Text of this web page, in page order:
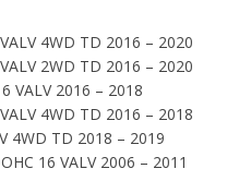
4WD TD 2016 – 2020
2WD TD 2016 – 2020
VALV 2016 – 2018
4WD TD 2016 – 2018
4WD TD 2018 – 2019
16 VALV 2006 – 2011